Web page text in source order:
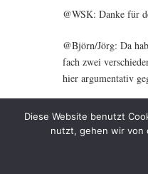
@WSK: Dan­ke für
@Björn/Jörg: Da
fach zwei
hier argu­men­ta­tiv
@Laszlo: Beim
men­te teilen.
Zur
Diese Website benutzt
nutzt, gehen wir von